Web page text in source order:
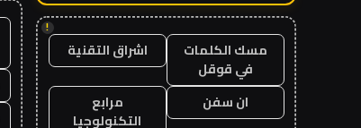
!
مسك الكلمات
في قوقل
اشراق التقنية
ان سفن
مرابع
التكنولوجيا